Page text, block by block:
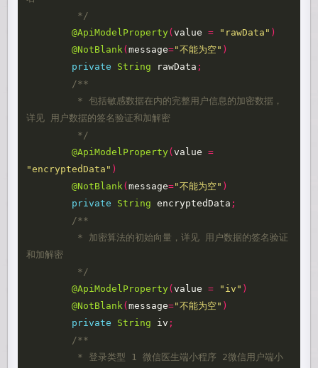
	 */
@ApiModelProperty(value = "rawData" )
@NotBlank(message="不能为空" )
private
String rawData ;
/**
详见 用户数据的签名验证和加解密
	 */
@ApiModelProperty(value
=
"encryptedData" )
@NotBlank(message="不能为空" )
private
String encryptedData ;
/**
和加解密
	 */
@ApiModelProperty(value = "iv" )
@NotBlank(message="不能为空" )
private
String iv ;
/**